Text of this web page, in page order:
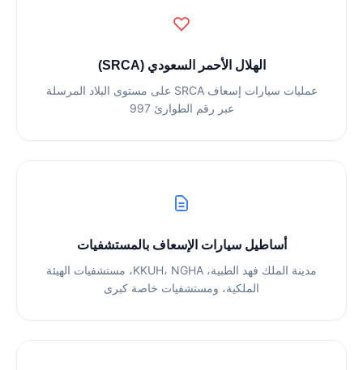
الهلال الأحمر السعودي (SRCA)
عمليات سيارات إسعاف SRCA على مستوى البلاد المرسلة
عبر رقم الطوارئ 997
أساطيل سيارات الإسعاف بالمستشفيات
مدينة الملك فهد الطبية، KKUH، NGHA، مستشفيات الهيئة
الملكية، ومستشفيات خاصة كبرى